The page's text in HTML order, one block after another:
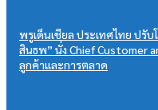
พรูเด็นเชียล ประเทศไทย ปรับ
สินธพ” นั่ง Chief Customer
ลูกค้าและการตลาด